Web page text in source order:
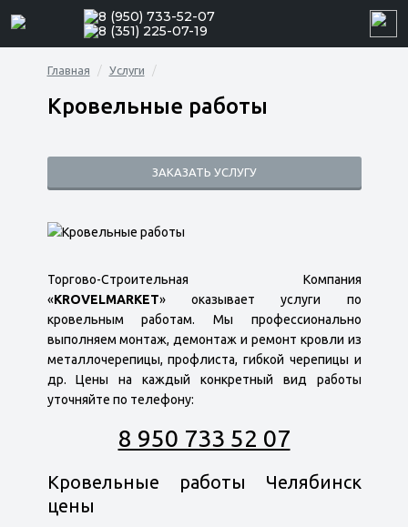
8 (950) 733-52-07
8 (351) 225-07-19
Главная Услуги
Кровельные работы
ЗАКАЗАТЬ УСЛУГУ
Торгово-Строительная Компания
«KROVELMARKET» оказывает услуги по
кровельным работам. Мы профессионально
выполняем монтаж, демонтаж и ремонт кровли из
металлочерепицы, профлиста, гибкой черепицы и
др. Цены на каждый конкретный вид работы
уточняйте по телефону:
8 950 733 52 07
Кровельные работы Челябинск
цены